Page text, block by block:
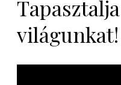
világunkat!